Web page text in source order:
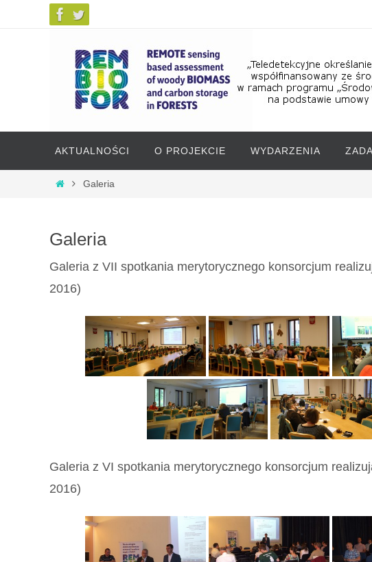
treści
AKTUALNOŚCI O PROJEKCIE WYDARZENIA
StronaGaleria
Galeria
Galeria z VII spotkania merytorycznego konsorcjum
2016)
Galeria z VI spotkania merytorycznego konsorcjum
2016)